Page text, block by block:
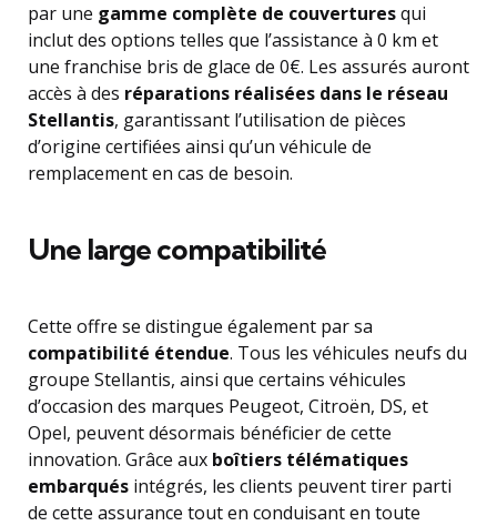
par une gamme complète de couverturesqui
inclut des options telles que l’assistance à 0 km et
une franchise bris de glace de 0€. Les assurés auront
accès à des réparations réalisées dans le réseau
Stellantis, garantissant l’utilisation de pièces
d’origine certifiées ainsi qu’un véhicule de
remplacement en cas de besoin.
Une large compatibilité
Cette offre se distingue également par sa
compatibilité étendue. Tous les véhicules neufs du
groupe Stellantis, ainsi que certains véhicules
d’occasion des marques Peugeot, Citroën, DS, et
Opel, peuvent désormais bénéficier de cette
innovation. Grâce aux boîtiers télématiques
embarqués intégrés, les clients peuvent tirer parti
de cette assurance tout en conduisant en toute